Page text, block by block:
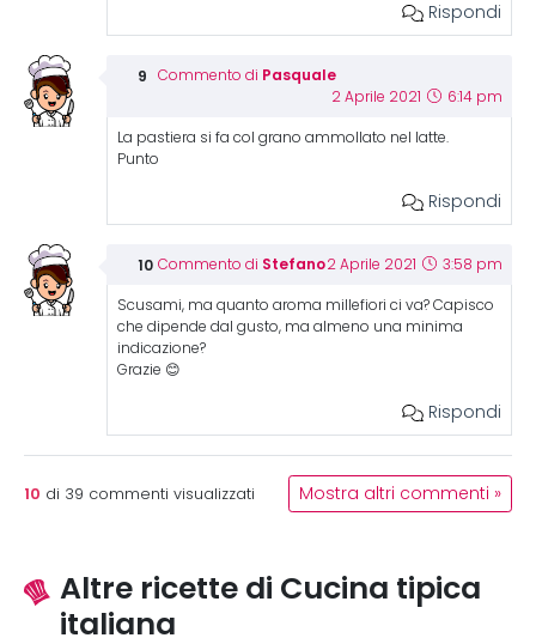
Rispondi
Commento di Pasquale
2 Aprile 2021 6:14 pm
La pastiera si fa col grano ammollato nel latte.
Punto
Rispondi
Commento di Stefano2 Aprile 2021 3:58 pm
Scusami, ma quanto aroma millefiori ci va? Capisco
che dipende dal gusto, ma almeno una minima
indicazione?
Grazie 😊
Rispondi
10 di 39 commenti visualizzati Mostra altri commenti »
Altre ricette di Cucina tipica
italiana